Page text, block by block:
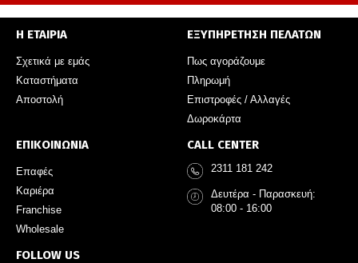
Η ΕΤΑΙΡΙΑ
Σχετικά με εμάς
Καταστήματα
Αποστολή
ΕΞΥΠΗΡΕΤΗΣΗ ΠΕΛΑΤΩΝ
Πως αγοράζουμε
Πληρωμή
Επιστροφές / Αλλαγές
Δωροκάρτα
ΕΠΙΚΟΙΝΩΝΙΑ
Επαφές
Καριέρα
Franchise
Wholesale
FOLLOW US
CALL CENTER
2311 181 242
Δευτέρα - Παρασκευή:
08:00 - 16:00